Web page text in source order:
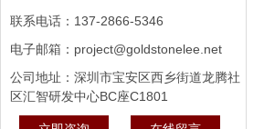
联系电话：137-2866-5346
电子邮箱：project@goldstonelee.net
公司地址：深圳市宝安区西乡街道龙腾社
区汇智研发中心BC座C1801